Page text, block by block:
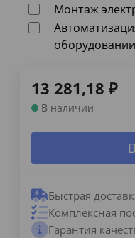
Монтаж
13 281,18 ₽
В наличии
Быстрая
Комплексная
Гарантия